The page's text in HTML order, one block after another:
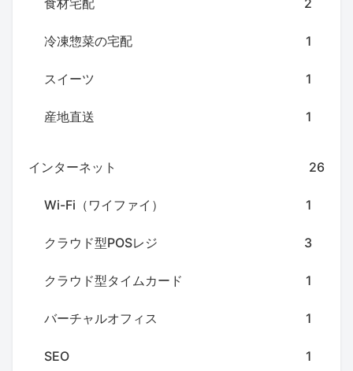
冷凍惣菜の宅配 1
スイーツ 1
産地直送 1
インターネット 26
Wi-Fi（ワイファイ） 1
クラウド型POSレジ 3
クラウド型タイムカード 1
バーチャルオフィス 1
SEO 1